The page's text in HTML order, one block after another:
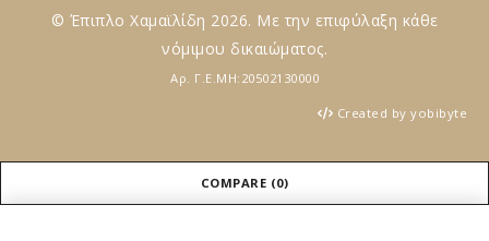
© Έπιπλο Χαμαϊλίδη 2026. Με την επιφύλαξη κάθε
νόμιμου δικαιώματος.
Αρ. Γ.Ε.ΜΗ:20502130000
Created by yobibyte
COMPARE (0)